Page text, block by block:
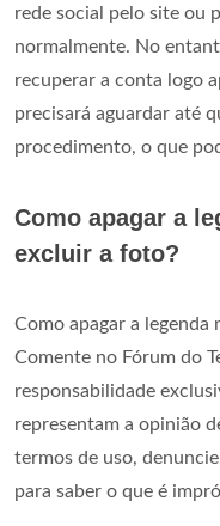
rede social pelo site ou
normalmente. No
recuperar a conta logo
precisará aguardar até
procedimento, o que
Como apagar a
excluir a foto?
Como apagar a
Comente no Fórum do
responsabilidade
representam a opinião
termos de uso,
para saber o que é